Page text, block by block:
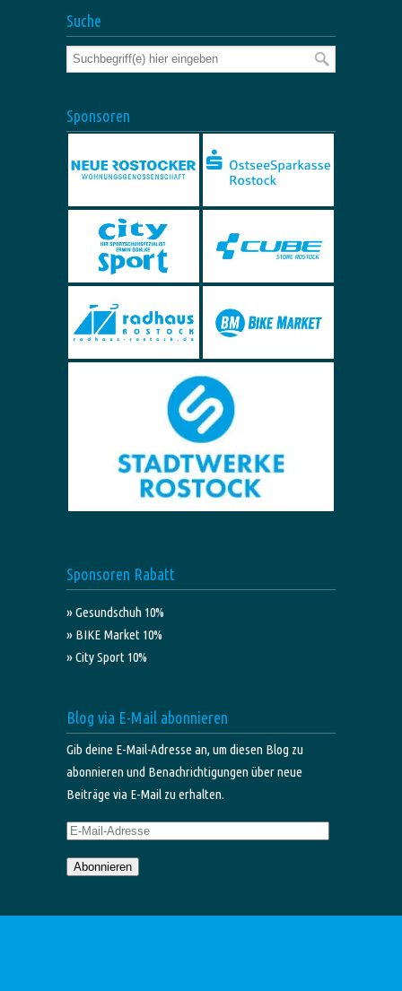
Suche
Sponsoren
Sponsoren Rabatt
» Gesundschuh 10%
» BIKE Market 10%
» City Sport 10%
Blog via E-Mail abonnieren
Gib deine E-Mail-Adresse an, um diesen Blog zu
abonnieren und Benachrichtigungen über neue
Beiträge via E-Mail zu erhalten.
E-
Adresse
Abonnieren